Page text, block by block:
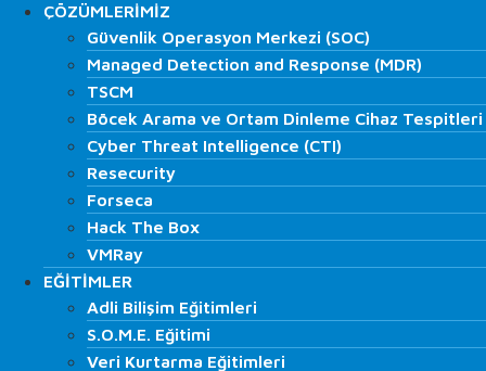
Veritabanı Veri Kurtarma
CCTV – DVR Kamerası Veri Kurtarma
Nas/Das/San/SDS Veri Kurtarma
Hafıza Kartı Veri Kurtarma
Adli Bilimler Hizmetleri
Trafik İncelemeleri
İmza & Belge ve Grafoloji İncelemeleri
Yangın İncelemeleri
Adli Kimya İncelemeleri
Muhasebe, Bankacılık ve Finans İncelemeleri
İş Sağlığı ve Güvenliği İncelemeleri
Güvenli Veri İmha ve Hardwipe
ÇÖZÜMLERİMİZ
Güvenlik Operasyon Merkezi (SOC)
ÇÖZÜMLERİMİZ
Güvenlik Operasyon Merkezi (SOC)
Managed Detection and Response (MDR)
TSCM
Böcek Arama ve Ortam Dinleme Cihaz Tespitleri
Cyber Threat Intelligence (CTI)
Resecurity
Forseca
Hack The Box
VMRay
EĞİTİMLER
Adli Bilişim Eğitimleri
S.O.M.E. Eğitimi
Veri Kurtarma Eğitimleri
ÇÖZÜMLERİMİZ
Güvenlik Operasyon Merkezi (SOC)
Managed Detection and Response (MDR)
TSCM
Böcek Arama ve Ortam Dinleme Cihaz Tespitleri
Cyber Threat Intelligence (CTI)
Resecurity
Forseca
Hack The Box
VMRay
EĞİTİMLER
Adli Bilişim Eğitimleri
S.O.M.E. Eğitimi
Veri Kurtarma Eğitimleri